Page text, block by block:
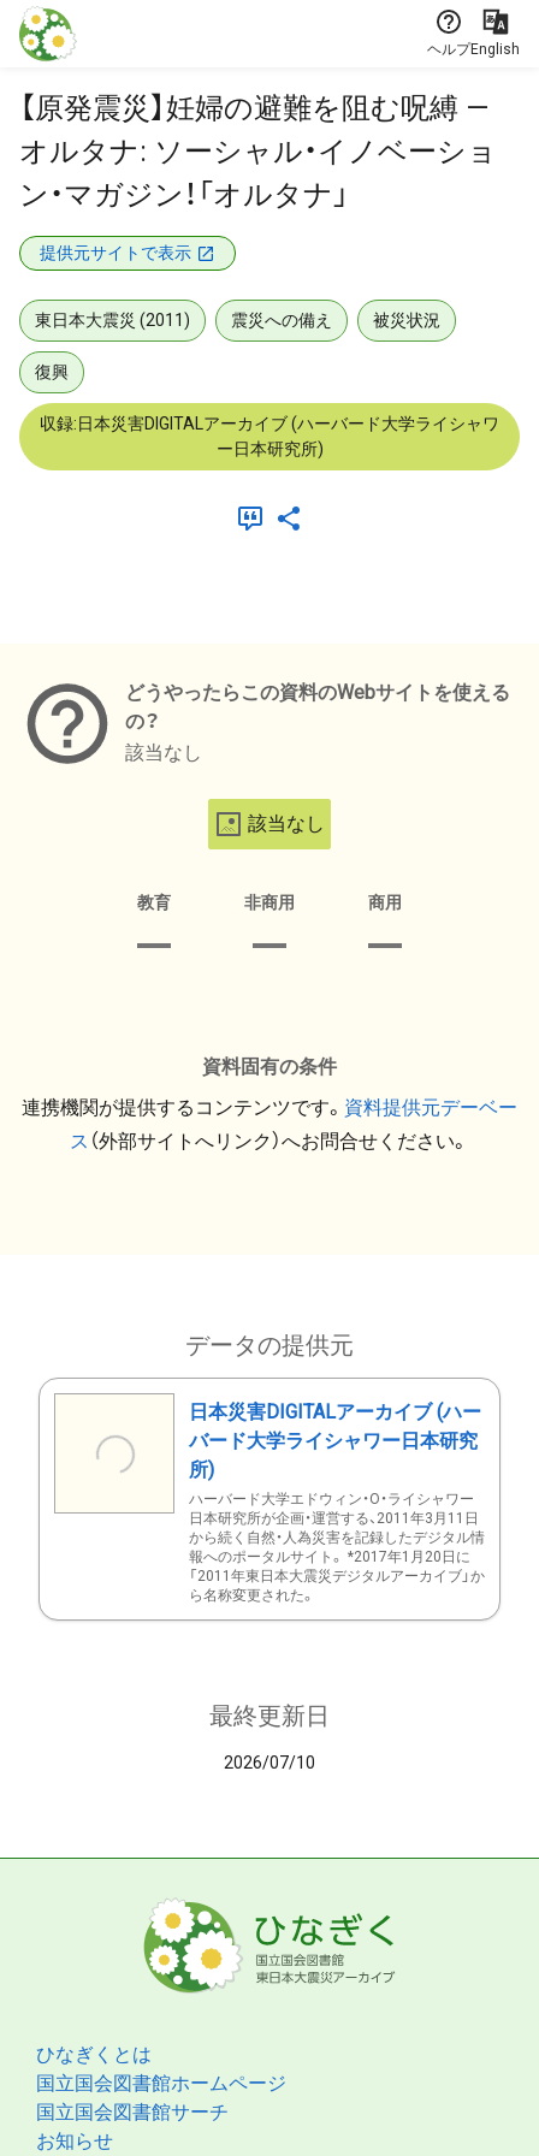
本文に飛ぶ
ヘルプEnglish
【原発震災】妊婦の避難を阻む呪縛 —
オルタナ: ソーシャル・イノベーショ
ン・マガジン！「オルタナ」
提供元サイトで表示
東日本大震災 (2011) 震災への備え 被災状況
復興
収録:日本災害DIGITALアーカイブ (ハーバード大学ライシャワ
ー日本研究所)
どうやったらこの資料のWebサイトを使える
の？
該当なし
該当なし
教育 非商用 商用
資料固有の条件
連携機関が提供するコンテンツです。 資料提供元デーベー
ス （外部サイトへリンク）へお問合せください。
データの提供元
日本災害DIGITALアーカイブ (ハー
バード大学ライシャワー日本研究
所)
ハーバード大学エドウィン・O・ライシャワー
日本研究所が企画・運営する、2011年3月11日
から続く自然・人為災害を記録したデジタル情
報へのポータルサイト。 *2017年1月20日に
「2011年東日本大震災デジタルアーカイブ」か
ら名称変更された。
最終更新日
2026/07/10
ひなぎくとは
国立国会図書館ホームページ
国立国会図書館サーチ
お知らせ